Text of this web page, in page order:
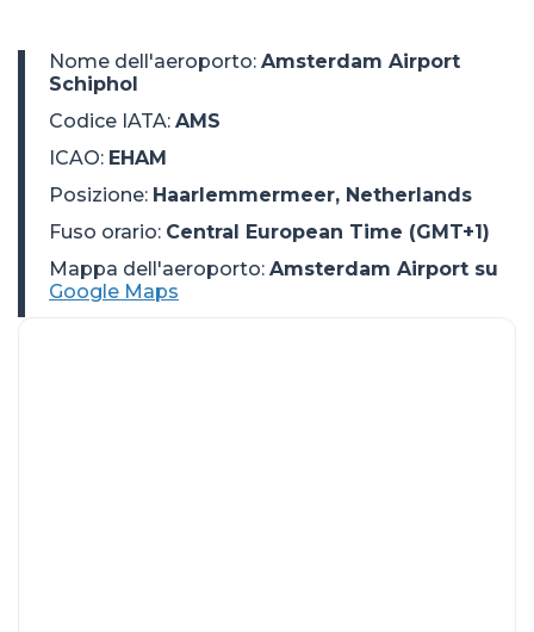
Nome dell'aeroporto: Amsterdam Airport
Schiphol
Codice IATA: AMS
ICAO: EHAM
Posizione: Haarlemmermeer, Netherlands
Fuso orario: Central European Time (GMT+1)
Mappa dell'aeroporto: Amsterdam Airport su
Google Maps